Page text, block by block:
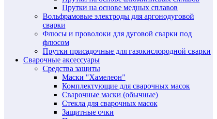
Прутки на основе медных сплавов
Вольфрамовые электроды для аргонодуговой
сварки
Флюсы и проволоки для дуговой сварки под
флюсом
Прутки присадочные для газокислородной сварки
Сварочные аксессуары
Средства защиты
Маски "Хамелеон"
Комплектующие для сварочных масок
Сварочные маски (обычные)
Стекла для сварочных масок
Защитные очки